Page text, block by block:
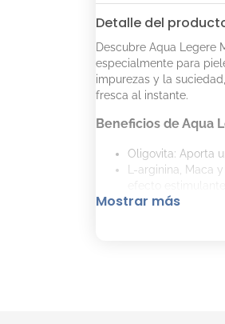
Detalle del
Descubre Aqua Legere
especialmente para
impurezas y la
fresca al instante.
Beneficios de Aqua
Oligovita: Aporta
L-arginina, Maca
Manitol y Xilitol:
Mostrar más